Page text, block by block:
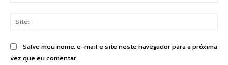
Salve meu nome, e-mail e site neste navegador para a próxima
vez que eu comentar.